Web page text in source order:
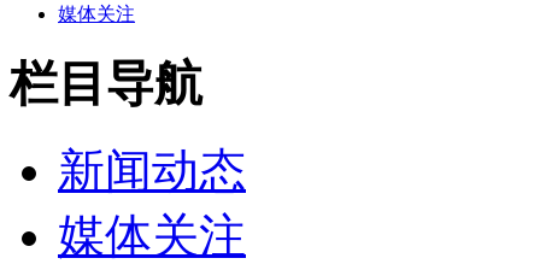
媒体关注
栏目导航
新闻动态
媒体关注